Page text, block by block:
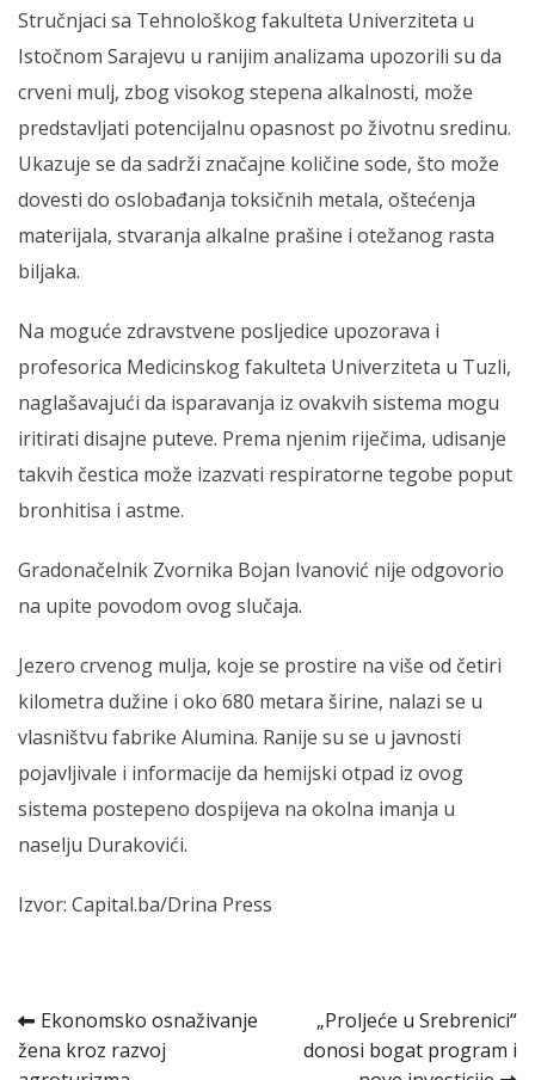
Stručnjaci sa Tehnološkog fakulteta Univerziteta u
Istočnom Sarajevu u ranijim analizama upozorili su da
crveni mulj, zbog visokog stepena alkalnosti, može
predstavljati potencijalnu opasnost po životnu sredinu.
Ukazuje se da sadrži značajne količine sode, što može
dovesti do oslobađanja toksičnih metala, oštećenja
materijala, stvaranja alkalne prašine i otežanog rasta
biljaka.
Na moguće zdravstvene posljedice upozorava i
profesorica Medicinskog fakulteta Univerziteta u Tuzli,
naglašavajući da isparavanja iz ovakvih sistema mogu
iritirati disajne puteve. Prema njenim riječima, udisanje
takvih čestica može izazvati respiratorne tegobe poput
bronhitisa i astme.
Gradonačelnik Zvornika Bojan Ivanović nije odgovorio
na upite povodom ovog slučaja.
Jezero crvenog mulja, koje se prostire na više od četiri
kilometra dužine i oko 680 metara širine, nalazi se u
vlasništvu fabrike Alumina. Ranije su se u javnosti
pojavljivale i informacije da hemijski otpad iz ovog
sistema postepeno dospijeva na okolna imanja u
naselju Durakovići.
Izvor: Capital.ba/Drina Press
Kretanje
Ekonomsko osnaživanje
žena kroz razvoj
„Proljeće u Srebrenici“
donosi bogat program i